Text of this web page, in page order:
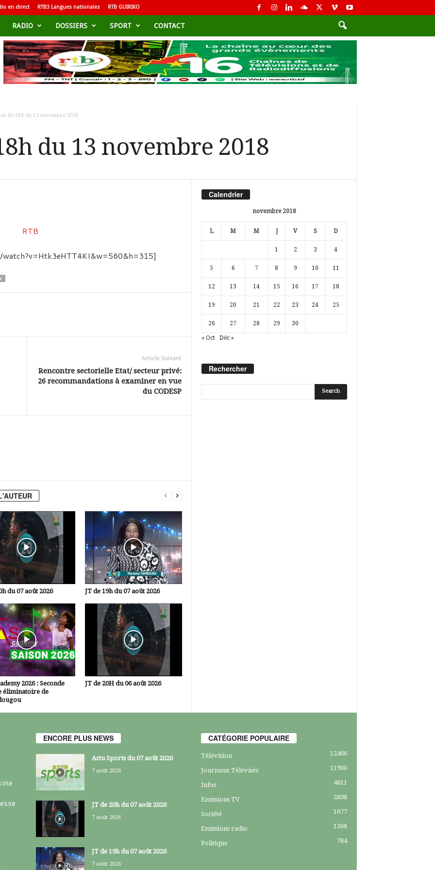
en direct RTB3 Langues nationales RTB GUIRIKO
RADIO DOSSIERS SPORT CONTACT
de 18h du 13 novembre 2018
du 13 novembre 2018
Article Suivant
Rencontre sectorielle Etat/ secteur privé:
26 recommandations à examiner en vue
du CODESP
du 07 août 2026 JT de 19h du 07 août 2026
2026 : Seconde
éliminatoire de
JT de 20H du 06 août 2026
Calendrier
novembre 2018
L M M J V S D
1 2 3 4
5 6 7 8 9 10 11
12 13 14 15 16 17 18
19 20 21 22 23 24 25
26 27 28 29 30
« Oct Déc »
Rechercher
ENCORE PLUS NEWS
Actu Sports du 07 août 2026
7 août 2026
JT de 20h du 07 août 2026
7 août 2026
JT de 19h du 07 août 2026
7 août 2026
CATÉGORIE POPULAIRE
Télévision 12466
Journaux Télévisés 11900
Infos 4811
Emissions TV 2898
Société 1677
Emissions radio 1368
Politique 784